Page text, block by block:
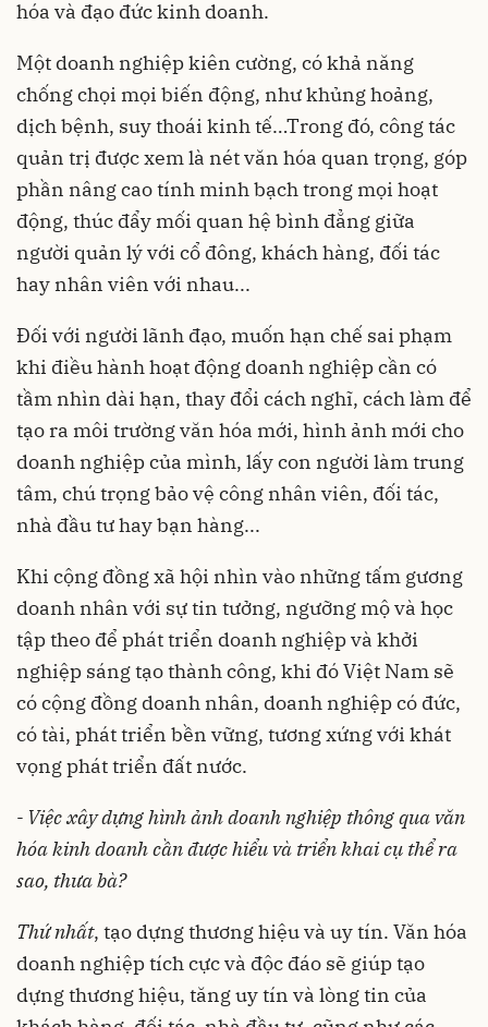
hóa và đạo đức kinh doanh.
Một doanh nghiệp kiên cường, có khả năng
chống chọi mọi biến động, như khủng hoảng,
dịch bệnh, suy thoái kinh tế…Trong đó, công tác
quản trị được xem là nét văn hóa quan trọng, góp
phần nâng cao tính minh bạch trong mọi hoạt
động, thúc đẩy mối quan hệ bình đẳng giữa
người quản lý với cổ đông, khách hàng, đối tác
hay nhân viên với nhau...
Đối với người lãnh đạo, muốn hạn chế sai phạm
khi điều hành hoạt động doanh nghiệp cần có
tầm nhìn dài hạn, thay đổi cách nghĩ, cách làm để
tạo ra môi trường văn hóa mới, hình ảnh mới cho
doanh nghiệp của mình, lấy con người làm trung
tâm, chú trọng bảo vệ công nhân viên, đối tác,
nhà đầu tư hay bạn hàng...
Khi cộng đồng xã hội nhìn vào những tấm gương
doanh nhân với sự tin tưởng, ngưỡng mộ và học
tập theo để phát triển doanh nghiệp và khởi
nghiệp sáng tạo thành công, khi đó Việt Nam sẽ
có cộng đồng doanh nhân, doanh nghiệp có đức,
có tài, phát triển bền vững, tương xứng với khát
vọng phát triển đất nước.
- Việc xây dựng hình ảnh doanh nghiệp thông qua văn
hóa kinh doanh cần được hiểu và triển khai cụ thể ra
sao, thưa bà?
Thứ nhất, tạo dựng thương hiệu và uy tín. Văn hóa
doanh nghiệp tích cực và độc đáo sẽ giúp tạo
dựng thương hiệu, tăng uy tín và lòng tin của